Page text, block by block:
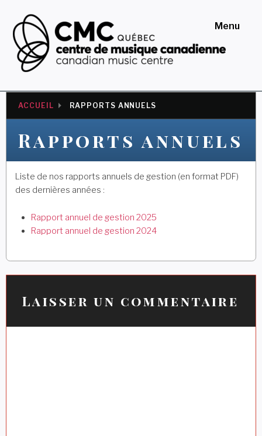
content
canadienne au Québec
Menu
ACCUEIL RAPPORTS ANNUELS
Rapports annuels
Liste de nos rapports annuels de gestion (en format PDF)
des dernières années :
Rapport annuel de gestion 2025
Rapport annuel de gestion 2024
Laisser un commentaire